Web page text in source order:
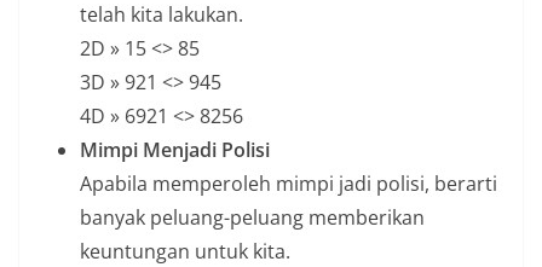
telah kita lakukan.
2D » 15 <> 85
3D » 921 <> 945
4D » 6921 <> 8256
Mimpi Menjadi Polisi
Apabila memperoleh mimpi jadi polisi, berarti
banyak peluang-peluang memberikan
keuntungan untuk kita.